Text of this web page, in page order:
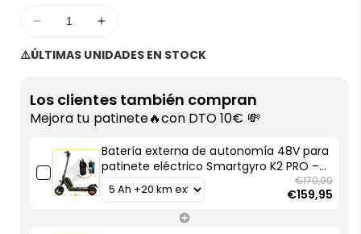
Disminuir
cantidad
para
externa
de
autonomía
48V
para
patinete
eléctrico
Aumentar
para
externa
de
48V
para
patinete
eléctrico
⚠️ÚLTIMAS UNIDADES EN STOCK
Los clientes también compran
Mejora tu patinete🔥con DTO 10€ 💸
Batería externa de autonomía 48V para
patinete eléctrico Smartgyro K2 PRO –
Instalación fácil y autonomía superior
con AF SCOOTERS
€170,00
€159,95